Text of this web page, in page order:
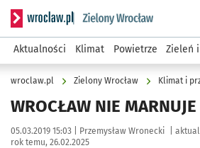
Serwis informacyjny wroclaw.pl
Aktualności Klimat Powietrze Zieleń
wroclaw.pl Zielony Wrocław Klimat i
WROCŁAW NIE MARNUJE
Data publikacji:
05.03.2019 15:03 | Autor:
Przemysław Wronecki
rok temu, 26.02.2025